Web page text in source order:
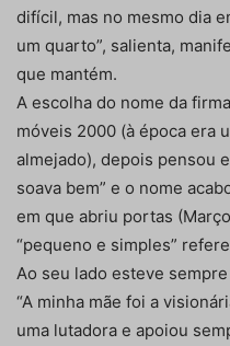
difícil, mas no mesmo dia
um quarto”, salienta,
que mantém.
A escolha do nome da
móveis 2000 (à época era
almejado), depois pensou
soava bem” e o nome
em que abriu portas
“pequeno e simples”
Ao seu lado esteve
“A minha mãe foi a
uma lutadora e apoiou